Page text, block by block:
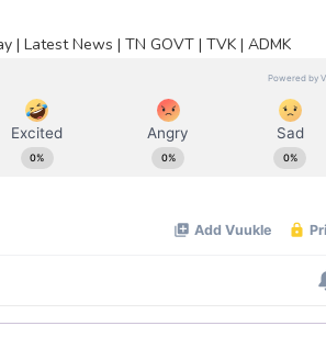
| Latest News | TN GOVT | TVK | ADMK